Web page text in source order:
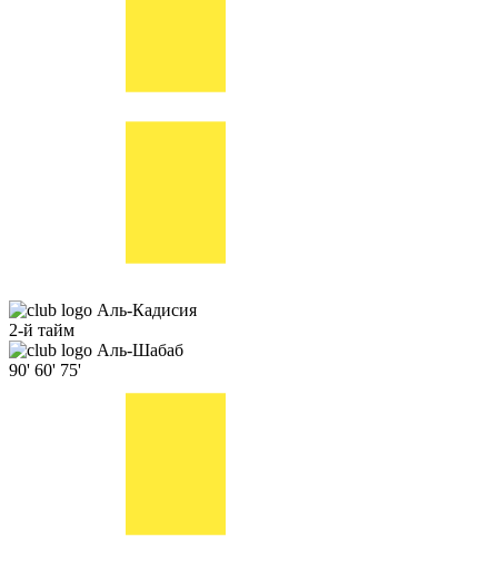
Аль-Кадисия
2-й тайм
Аль-Шабаб
90' 60' 75'